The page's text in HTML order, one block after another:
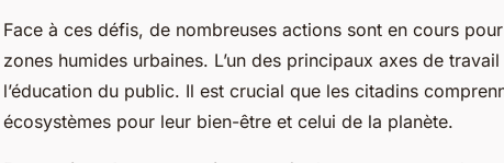
Face à ces défis, de nombreuses actions sont en cours
zones humides urbaines. L’un des principaux axes de
l’éducation du public. Il est crucial que les citadins
écosystèmes pour leur bien-être et celui de la planète.